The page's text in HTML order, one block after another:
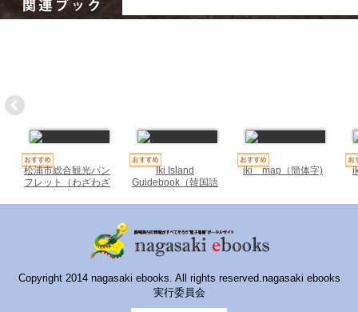
松浦市総合観光パン
フレット（わざわざ
松浦）
Iki Island
Guidebook（韓国語
版）
iki map（簡体字)
Copyright 2014 nagasaki ebooks. All rights reserved.nagasaki ebooks
実行委員会
いきebooks
みなみしまばらebooks
はさみebooks
ながさき市ebooks
さいかいイーブックス
長崎MICE観光マップ